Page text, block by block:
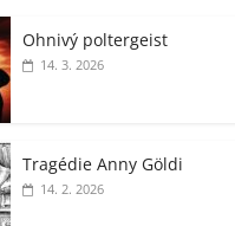
Ohnivý poltergeist
14. 3. 2026
Tragédie Anny Göldi
14. 2. 2026